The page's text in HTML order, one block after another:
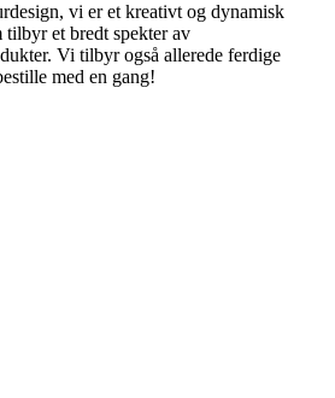
vi er et kreativt og dynamisk
tilbyr et bredt spekter av
Vi tilbyr også allerede ferdige
med en gang!